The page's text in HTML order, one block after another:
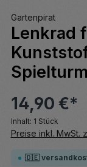
Gartenpirat
Lenkrad
14,90 €*
Inhalt: 1 Stück
Preise inkl. MwSt.
🇩🇪